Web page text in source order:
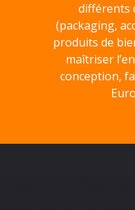
différents
(packaging,
produits de
maîtriser
conception,